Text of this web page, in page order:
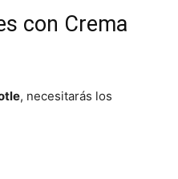
con Crema
, necesitarás los